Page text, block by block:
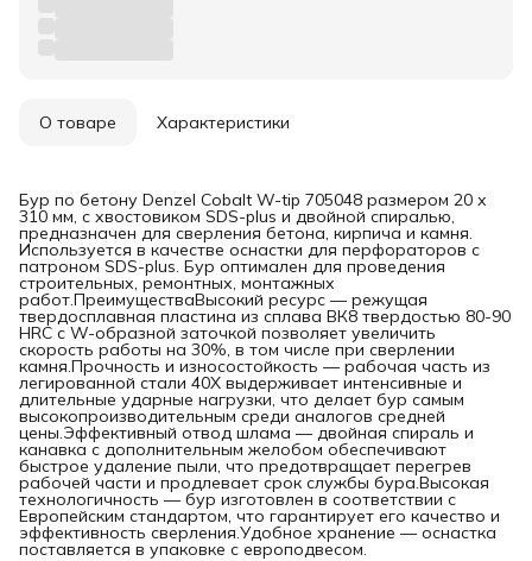
О товаре Характеристики
Бур по бетону Denzel Cobalt W-tip 705048 размером 20 х
310 мм, с хвостовиком SDS-plus и двойной спиралью,
предназначен для сверления бетона, кирпича и камня.
Используется в качестве оснастки для перфораторов с
патроном SDS-plus. Бур оптимален для проведения
строительных, ремонтных, монтажных
работ.ПреимуществаВысокий ресурс — режущая
твердосплавная пластина из сплава ВК8 твердостью 80-90
HRC с W-образной заточкой позволяет увеличить
скорость работы на 30%, в том числе при сверлении
камня.Прочность и износостойкость — рабочая часть из
легированной стали 40Х выдерживает интенсивные и
длительные ударные нагрузки, что делает бур самым
высокопроизводительным среди аналогов средней
цены.Эффективный отвод шлама — двойная спираль и
канавка с дополнительным желобом обеспечивают
быстрое удаление пыли, что предотвращает перегрев
рабочей части и продлевает срок службы бура.Высокая
технологичность — бур изготовлен в соответствии с
Европейским стандартом, что гарантирует его качество и
эффективность сверления.Удобное хранение — оснастка
поставляется в упаковке с европодвесом.